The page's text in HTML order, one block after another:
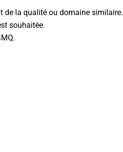
de la qualité ou domaine similaire.
souhaitée.